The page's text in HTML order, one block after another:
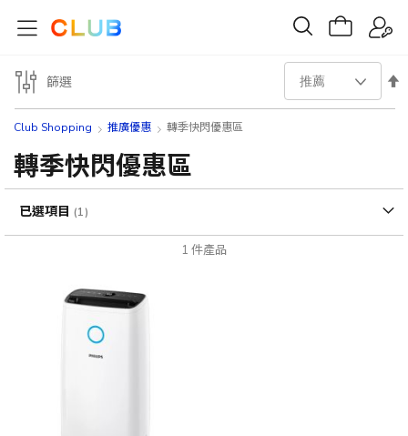
Club Shopping 推廣優惠 轉季快閃優惠區
轉季快閃優惠區
1 件產品
設
序
方
篩選
已選項目